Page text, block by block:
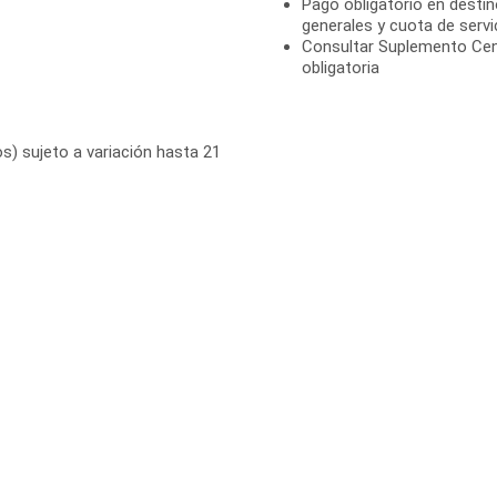
sujeto a variación hasta 21
Pago obligatorio en
generales y cuota de
Consultar Suplemento
obligatoria